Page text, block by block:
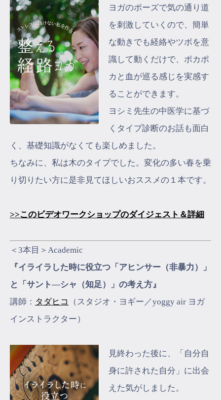
ヨガのポーズで気の通り道
を刺激していくので、簡単
な動きでも経絡やツボを意
識して動くだけで、ポカポ
カと血が巡る感じを実感す
ることができます。
ヨシミ先生の中医学に基づ
くタイプ診断のお話も面白
く、基礎知識がなくても楽しめました。
ちなみに、私は木のタイプでした。変化の多い春を乗
り切りたい方に是非見てほしいおススメの１本です。
>>このビデオワークショップのダイジェスト＆詳細
＜3本目＞Academic
『イライラした時に役立つ「アヒンサー（非暴力）」
と「サント―シャ（知足）」の考え方』
講師： タダヒコ
（スタジオ・ヨギー／yoggy air ヨガ
インストラクター）
見終わった後に、「自分自
身に許された自分」に出会
えた気がしました。